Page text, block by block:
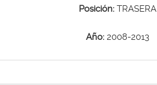
Posición:TRASERA
Año:2008-2013